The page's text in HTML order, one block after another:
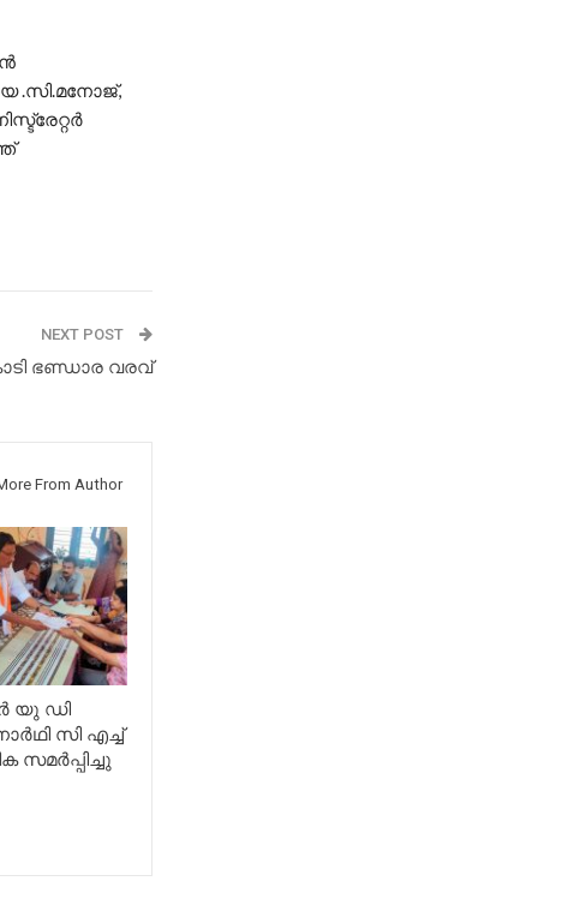
.സി.മനോജ്,
NEXT POST
ഭണ്ഡാര വരവ്
From Author
യു ഡി
സി എച്ച്
സമർപ്പിച്ചു